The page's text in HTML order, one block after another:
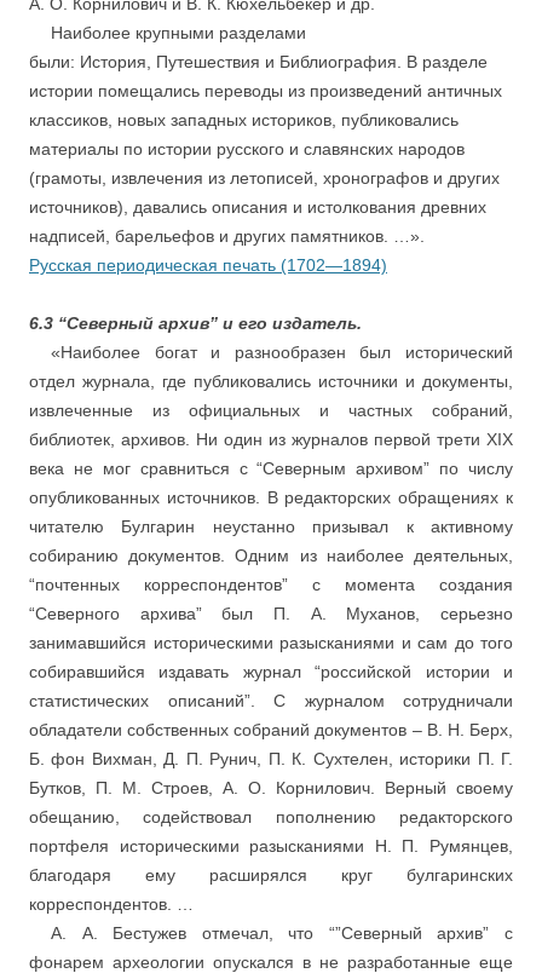
Наиболее крупными разделами
были: История, Путешествия и Библиография. В разделе
истории помещались переводы из произведений античных
классиков, новых западных историков, публиковались
материалы по истории русского и славянских народов
(грамоты, извлечения из летописей, хронографов и других
источников), давались описания и истолкования древних
надписей, барельефов и других памятников. …».
Русская периодическая печать (1702—1894)
6.3 “Северный архив” и его издатель.
«Наиболее богат и разнообразен был исторический
отдел журнала, где публиковались источники и документы,
извлеченные из официальных и частных собраний,
библиотек, архивов. Ни один из журналов первой трети XIX
века не мог сравниться с “Северным архивом” по числу
опубликованных источников. В редакторских обращениях к
читателю Булгарин неустанно призывал к активному
собиранию документов. Одним из наиболее деятельных,
“почтенных корреспондентов” с момента создания
“Северного архива” был П. А. Муханов, серьезно
занимавшийся историческими разысканиями и сам до того
собиравшийся издавать журнал “российской истории и
статистических описаний”. С журналом сотрудничали
обладатели собственных собраний документов – В. Н. Берх,
Б. фон Вихман, Д. П. Рунич, П. К. Сухтелен, историки П. Г.
Бутков, П. М. Строев, А. О. Корнилович. Верный своему
обещанию, содействовал пополнению редакторского
портфеля историческими разысканиями Н. П. Румянцев,
благодаря ему расширялся круг булгаринских
корреспондентов. …
А. А. Бестужев отмечал, что “”Северный архив” с
фонарем археологии опускался в не разработанные еще